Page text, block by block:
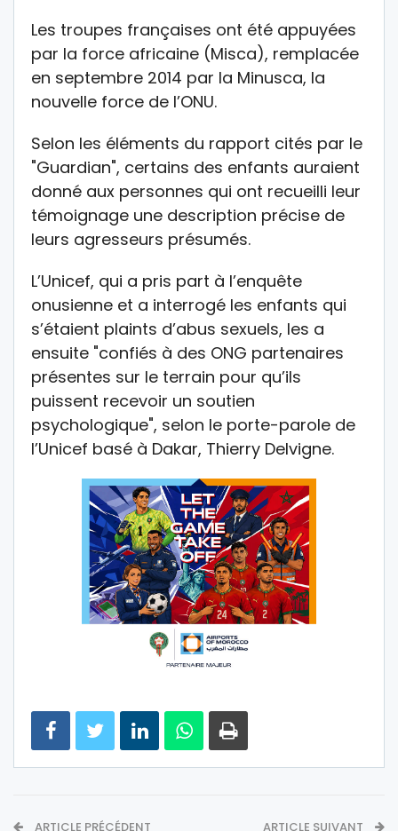
Les troupes françaises ont été appuyées
par la force africaine (Misca), remplacée
en septembre 2014 par la Minusca, la
nouvelle force de l’ONU.
Selon les éléments du rapport cités par le
"Guardian", certains des enfants auraient
donné aux personnes qui ont recueilli leur
témoignage une description précise de
leurs agresseurs présumés.
L’Unicef, qui a pris part à l’enquête
onusienne et a interrogé les enfants qui
s’étaient plaints d’abus sexuels, les a
ensuite "confiés à des ONG partenaires
présentes sur le terrain pour qu’ils
puissent recevoir un soutien
psychologique", selon le porte-parole de
l’Unicef basé à Dakar, Thierry Delvigne.
ARTICLE PRÉCÉDENT ARTICLE SUIVANT